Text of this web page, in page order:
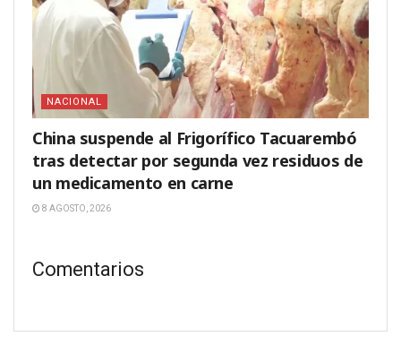
NACIONAL
China suspende al Frigorífico Tacuarembó
tras detectar por segunda vez residuos de
un medicamento en carne
8 AGOSTO, 2026
Comentarios